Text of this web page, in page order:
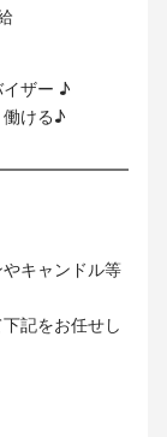
イザー ♪
働ける♪
キャンドル等
記をお任せし